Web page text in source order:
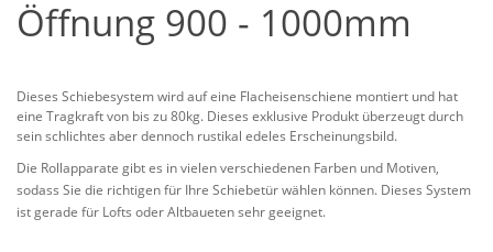
Öffnung 900 - 1000mm
Dieses Schiebesystem wird auf eine Flacheisenschiene montiert und hat
eine Tragkraft von bis zu 80kg. Dieses exklusive Produkt überzeugt durch
sein schlichtes aber dennoch rustikal edeles Erscheinungsbild.
Die Rollapparate gibt es in vielen verschiedenen Farben und Motiven,
sodass Sie die richtigen für Ihre Schiebetür wählen können. Dieses System
ist gerade für Lofts oder Altbaueten sehr geeignet.